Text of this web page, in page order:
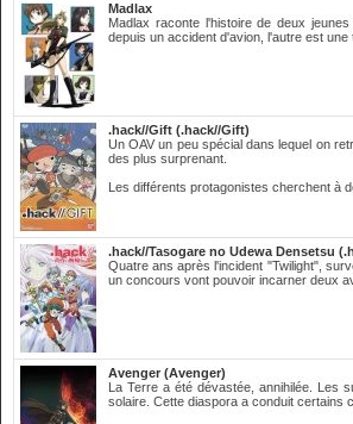
Madlax
Madlax raconte l'histoire de deux
depuis un accident d'avion, l'autre est une
.hack//Gift (.hack//Gift)
Un OAV un peu spécial dans lequel on
des plus surprenant.
Les différents protagonistes cherchent à
.hack//Tasogare no Udewa Densetsu
Quatre ans après l'incident "Twilight",
un concours vont pouvoir incarner deux
Avenger (Avenger)
La Terre a été dévastée, annihilée. Les
solaire. Cette diaspora a conduit certains